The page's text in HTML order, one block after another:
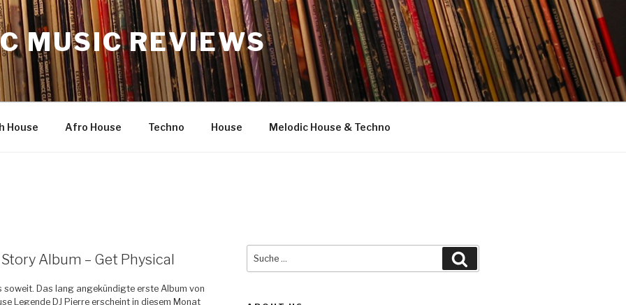
MUSIC REVIEWS
House Afro House Techno House Melodic House & Techno
Album – Get Physical
soweit. Das lang angekündigte erste Album von
Legende DJ Pierre erscheint in diesem Monat
Suche